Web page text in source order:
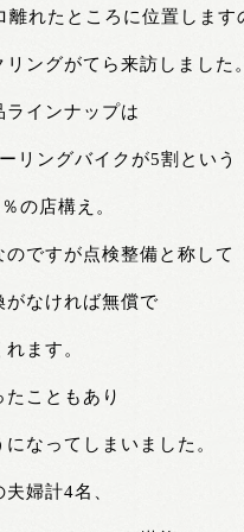
離れたところに位置します
リングがてら来訪しました
ラインナップは
リングバイクが5割という
の店構え。
ですが点検整備と称して
がなければ無償で
ます。
こともあり
なってしまいました。
婦計4名、